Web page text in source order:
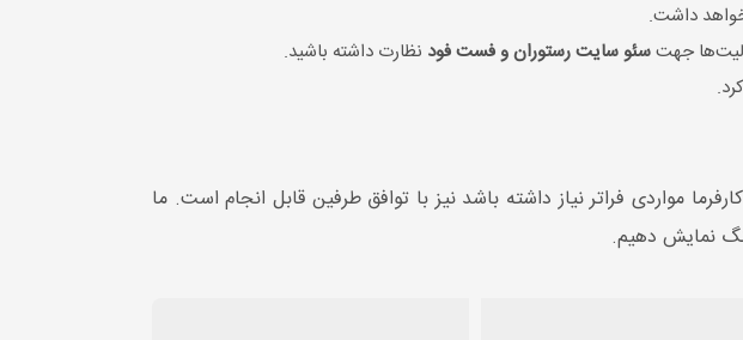
داشت.
جهتسئو سایت رستوران و فست فود نظارت داشته باشید.
مواردی فراتر نیاز داشته باشد نیز با توافق طرفین قابل انجام است. ما
نمایش دهیم.